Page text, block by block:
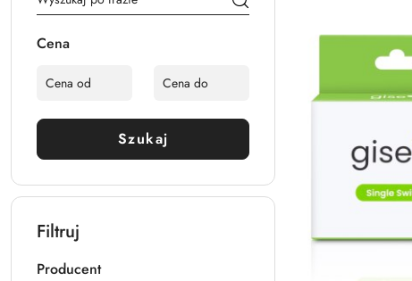
Cena
Szukaj
Filtruj
Producent